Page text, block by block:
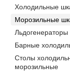
Холодильные
Морозильные
Льдогенераторы
Барные
Столы
морозильные